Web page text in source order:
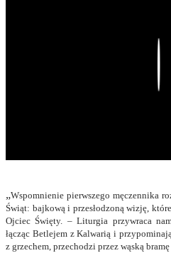
„Wspomnienie pierwszego męczennika
Świąt: bajkową i przesłodzoną wizję,
Ojciec Święty. – Liturgia przywraca
łącząc Betlejem z Kalwarią i
z grzechem, przechodzi przez wąską